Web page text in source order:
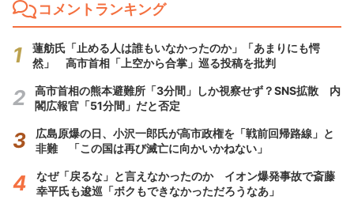
コメントランキング
蓮舫氏「止める人は誰もいなかったのか」「あまりにも愕
然」 高市首相「上空から合掌」巡る投稿を批判
高市首相の熊本避難所「3分間」しか視察せず？SNS拡散 内
閣広報官「51分間」だと否定
広島原爆の日、小沢一郎氏が高市政権を「戦前回帰路線」と
非難 「この国は再び滅亡に向かいかねない」
なぜ「戻るな」と言えなかったのか イオン爆発事故で斎藤
幸平氏も逡巡「ボクもできなかっただろうなあ」